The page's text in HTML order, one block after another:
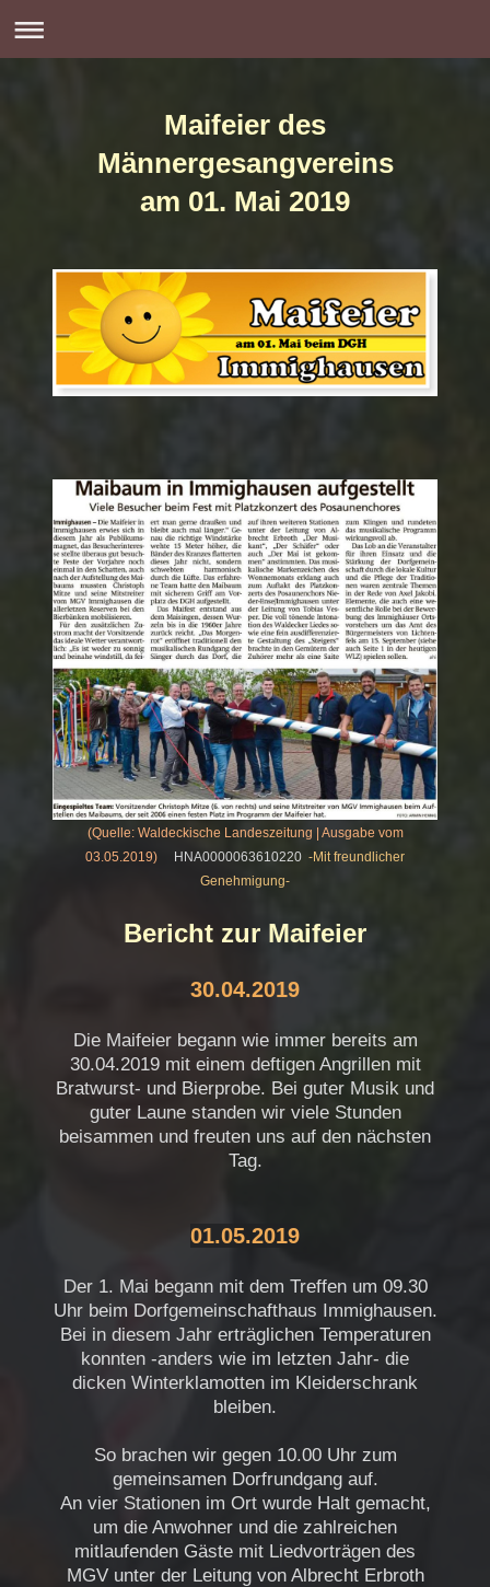
Maifeier des
Männergesangvereins
am 01. Mai 2019
(Quelle: Waldeckische Landeszeitung | Ausgabe vom
03.05.2019) HNA0000063610220 -Mit freundlicher
Genehmigung-
Bericht zur Maifeier
30.04.2019
Die Maifeier begann wie immer bereits am
30.04.2019 mit einem deftigen Angrillen mit
Bratwurst- und Bierprobe. Bei guter Musik und
guter Laune standen wir viele Stunden
beisammen und freuten uns auf den nächsten
Tag.
01.05.2019
Der 1. Mai begann mit dem Treffen um 09.30
Uhr beim Dorfgemeinschafthaus Immighausen.
Bei in diesem Jahr erträglichen Temperaturen
konnten -anders wie im letzten Jahr- die
dicken Winterklamotten im Kleiderschrank
bleiben.
So brachen wir gegen 10.00 Uhr zum
gemeinsamen Dorfrundgang auf.
An vier Stationen im Ort wurde Halt gemacht,
um die Anwohner und die zahlreichen
mitlaufenden Gäste mit Liedvorträgen des
MGV unter der Leitung von Albrecht Erbroth